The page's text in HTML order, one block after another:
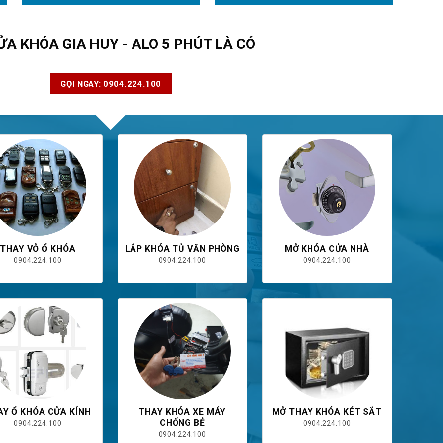
KHÓA GIA HUY - ALO 5 PHÚT LÀ CÓ
GỌI NGAY: 0904.224.100
THAY VỎ Ổ KHÓA
0904.224.100
LẮP KHÓA TỦ VĂN PHÒNG
0904.224.100
MỞ KHÓA CỬA NHÀ
0904.224.100
Ổ KHÓA CỬA KÍNH
0904.224.100
THAY KHÓA XE MÁY
CHỐNG BẺ
0904.224.100
MỞ THAY KHÓA KÉT SẮT
0904.224.100